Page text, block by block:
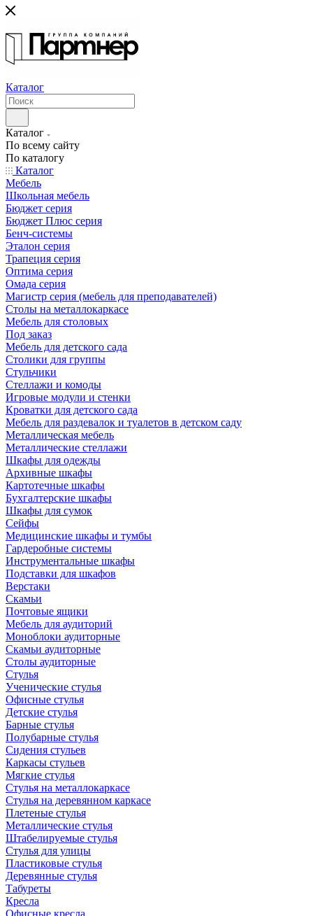
Каталог
Каталог
По всему сайту
По каталогу
Каталог
Мебель
Школьная мебель
Бюджет серия
Бюджет Плюс серия
Бенч-системы
Эталон серия
Трапеция серия
Оптима серия
Омада серия
Магистр серия (мебель для преподавателей)
Столы на металлокаркасе
Мебель для столовых
Под заказ
Мебель для детского сада
Столики для группы
Стульчики
Стеллажи и комоды
Игровые модули и стенки
Кроватки для детского сада
Мебель для раздевалок и туалетов в детском саду
Металлическая мебель
Металлические стеллажи
Шкафы для одежды
Архивные шкафы
Картотечные шкафы
Бухгалтерские шкафы
Шкафы для сумок
Сейфы
Медицинские шкафы и тумбы
Гардеробные системы
Инструментальные шкафы
Подставки для шкафов
Верстаки
Скамьи
Почтовые ящики
Мебель для аудиторий
Моноблоки аудиторные
Скамьи аудиторные
Столы аудиторные
Стулья
Ученические стулья
Офисные стулья
Детские стулья
Барные стулья
Полубарные стулья
Сидения стульев
Каркасы стульев
Мягкие стулья
Стулья на металлокаркасе
Стулья на деревянном каркасе
Плетеные стулья
Металлические стулья
Штабелируемые стулья
Стулья для улицы
Пластиковые стулья
Деревянные стулья
Табуреты
Кресла
Офисные кресла